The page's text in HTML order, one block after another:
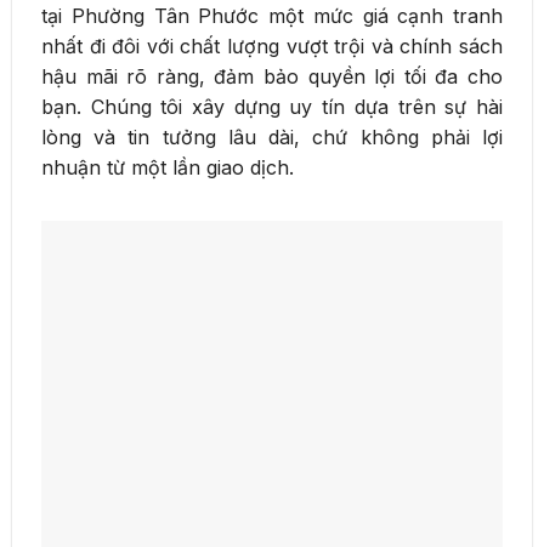
tại Phường Tân Phước một mức giá cạnh tranh
nhất đi đôi với chất lượng vượt trội và chính sách
hậu mãi rõ ràng, đảm bảo quyền lợi tối đa cho
bạn. Chúng tôi xây dựng uy tín dựa trên sự hài
lòng và tin tưởng lâu dài, chứ không phải lợi
nhuận từ một lần giao dịch.